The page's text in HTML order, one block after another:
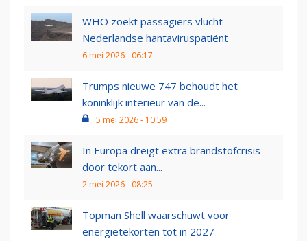
WHO zoekt passagiers vlucht
Nederlandse hantaviruspatiënt
6 mei 2026 - 06:17
Trumps nieuwe 747 behoudt het
koninklijk interieur van de...
5 mei 2026 - 10:59
In Europa dreigt extra brandstofcrisis
door tekort aan...
2 mei 2026 - 08:25
Topman Shell waarschuwt voor
energietekorten tot in 2027